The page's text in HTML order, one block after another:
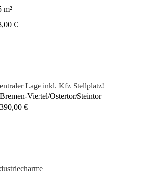
m²
€
Lage inkl. Kfz-Stellplatz!
Bremen-Viertel/Ostertor/Steintor
390,00 €